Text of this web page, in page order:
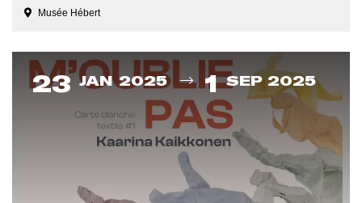
Musée Hébert
Du
23 JAN 2025 1 SEP 2025